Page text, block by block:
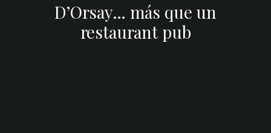
D’Orsay… más que un
restaurant pub